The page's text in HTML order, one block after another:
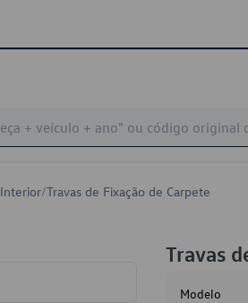
Interior/Travas de Fixação de Carpete
Travas
Modelo